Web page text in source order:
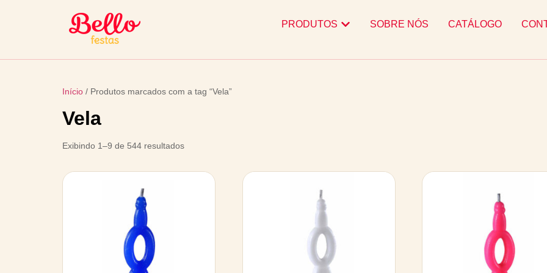
PRODUTOS SOBRE NÓS CATÁLOGO
Início / Produtos marcados com a tag “Vela”
Vela
Exibindo 1–9 de 544 resultados